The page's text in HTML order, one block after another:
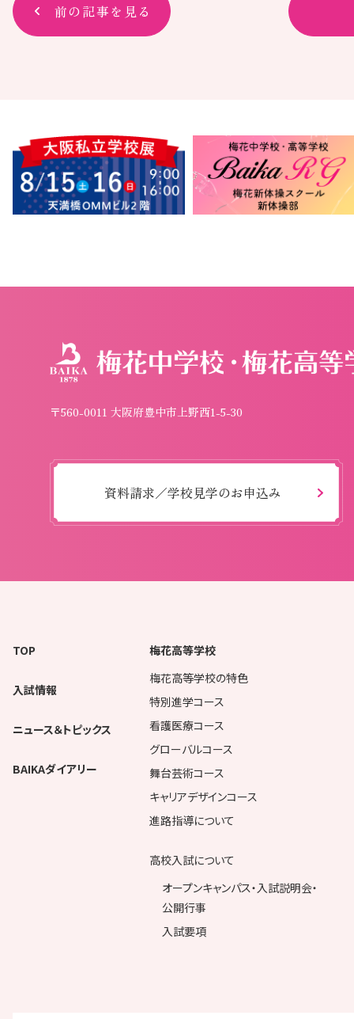
前の記事を見る
〒560-0011 大阪府豊中市上野西1-5-30
資料請求／学校見学のお申込み
TOP
入試情報
ニュース＆トピックス
BAIKAダイアリー
梅花高等学校
梅花高等学校の特色
特別進学コース
看護医療コース
グローバルコース
舞台芸術コース
キャリアデザインコース
進路指導について
高校入試について
オープンキャンパス・入試説明会・
公開行事
入試要項